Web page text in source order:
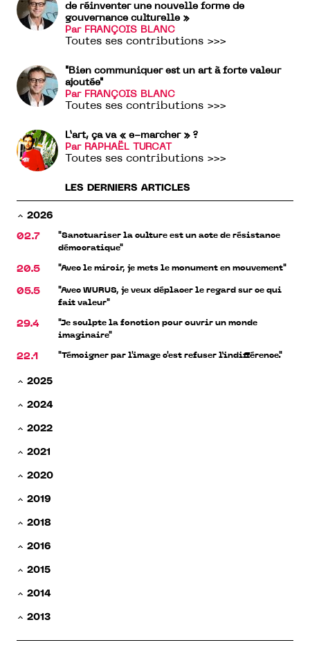
de réinventer une nouvelle forme de
gouvernance culturelle »
Par FRANÇOIS BLANC
Toutes ses contributions >>>
"Bien communiquer est un art à forte valeur
ajoutée"
Par FRANÇOIS BLANC
Toutes ses contributions >>>
L’art, ça va « e-marcher » ?
Par RAPHAËL TURCAT
Toutes ses contributions >>>
LES DERNIERS ARTICLES
2026
02.7
"Sanctuariser la culture est un acte de résistance
démocratique"
20.5 "Avec le miroir, je mets le monument en mouvement"
05.5
"Avec WURUS, je veux déplacer le regard sur ce qui
fait valeur"
29.4
"Je sculpte la fonction pour ouvrir un monde
imaginaire"
22.1 "Témoigner par l'image c'est refuser l’indifférence."
2025
2024
2022
2021
2020
2019
2018
2016
2015
2014
2013